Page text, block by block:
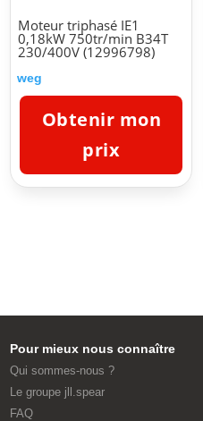
Moteur triphasé IE1
0,18kW 750tr/min B34T
230/400V (12996798)
weg
Obtenir mon
prix
Pour mieux nous connaître
Qui sommes-nous ?
Le groupe jll.spear
FAQ